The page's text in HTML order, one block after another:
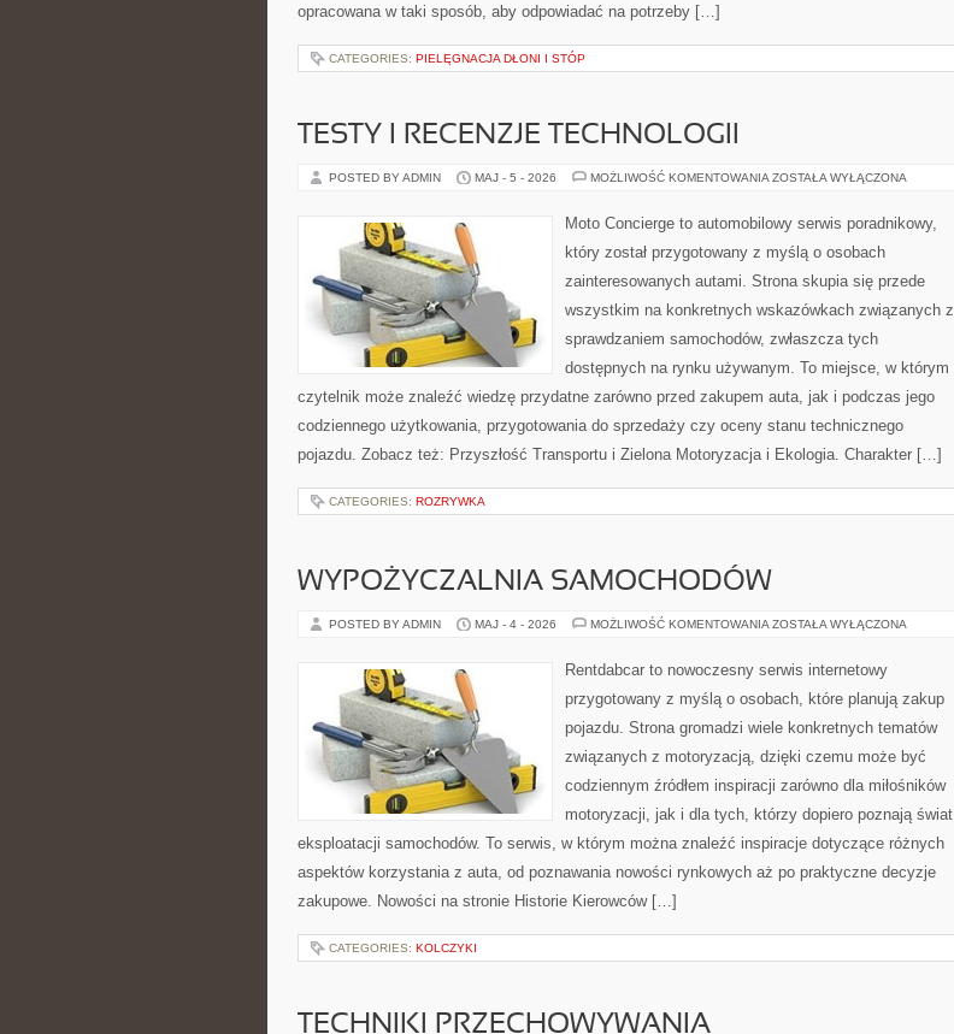
opracowana w taki sposób, aby odpowiadać na potrzeby […]
CATEGORIES: PIELĘGNACJA DŁONI I STÓP
TESTY I RECENZJE TECHNOLOGII
POSTED BY ADMIN MAJ - 5 - 2026 MOŻLIWOŚĆ KOMENTOWANIA TESTY
TECHNOLOGII
ZOSTAŁA WYŁĄCZONA
Moto Concierge to automobilowy serwis poradnikowy,
który został przygotowany z myślą o osobach
zainteresowanych autami. Strona skupia się przede
wszystkim na konkretnych wskazówkach związanych z
sprawdzaniem samochodów, zwłaszcza tych
dostępnych na rynku używanym. To miejsce, w którym
czytelnik może znaleźć wiedzę przydatne zarówno przed zakupem auta, jak i podczas jego
codziennego użytkowania, przygotowania do sprzedaży czy oceny stanu technicznego
pojazdu. Zobacz też: Przyszłość Transportu i Zielona Motoryzacja i Ekologia. Charakter […]
CATEGORIES: ROZRYWKA
WYPOŻYCZALNIA SAMOCHODÓW
POSTED BY ADMIN MAJ - 4 - 2026 MOŻLIWOŚĆ KOMENTOWANIA WYPOŻYCZALNIA
ZOSTAŁA WYŁĄCZONA
Rentdabcar to nowoczesny serwis internetowy
przygotowany z myślą o osobach, które planują zakup
pojazdu. Strona gromadzi wiele konkretnych tematów
związanych z motoryzacją, dzięki czemu może być
codziennym źródłem inspiracji zarówno dla miłośników
motoryzacji, jak i dla tych, którzy dopiero poznają świat
eksploatacji samochodów. To serwis, w którym można znaleźć inspiracje dotyczące różnych
aspektów korzystania z auta, od poznawania nowości rynkowych aż po praktyczne decyzje
zakupowe. Nowości na stronie Historie Kierowców […]
CATEGORIES: KOLCZYKI
TECHNIKI PRZECHOWYWANIA